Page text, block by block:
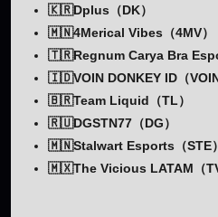
🇰🇷Dplus（DK）
🇲🇳4Merical Vibes（4MV）
🇹🇷Regnum Carya Bra
🇮🇩VOIN DONKEY ID（
🇧🇷Team Liquid（TL）
🇷🇺DGSTN77（DG）
🇲🇳Stalwart Esports（STE）
🇲🇽The Vicious LATAM（TV